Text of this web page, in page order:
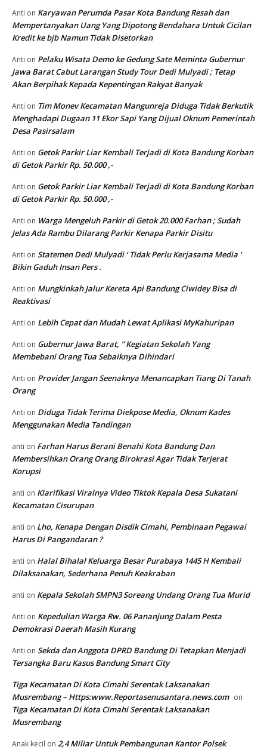
Anti on Karyawan Perumda Pasar Kota Bandung Resah dan
Mempertanyakan Uang Yang Dipotong Bendahara Untuk Cicilan
Kredit ke bjb Namun Tidak Disetorkan
Anti on Pelaku Wisata Demo ke Gedung Sate Meminta Gubernur
Jawa Barat Cabut Larangan Study Tour Dedi Mulyadi ; Tetap
Akan Berpihak Kepada Kepentingan Rakyat Banyak
Anti on Tim Monev Kecamatan Mangunreja Diduga Tidak Berkutik
Menghadapi Dugaan 11 Ekor Sapi Yang Dijual Oknum Pemerintah
Desa Pasirsalam
Anti on Getok Parkir Liar Kembali Terjadi di Kota Bandung Korban
di Getok Parkir Rp. 50.000 ,-
Anti on Getok Parkir Liar Kembali Terjadi di Kota Bandung Korban
di Getok Parkir Rp. 50.000 ,-
Anti on Warga Mengeluh Parkir di Getok 20.000 Farhan ; Sudah
Jelas Ada Rambu Dilarang Parkir Kenapa Parkir Disitu
Anti on Statemen Dedi Mulyadi ‘ Tidak Perlu Kerjasama Media ‘
Bikin Gaduh Insan Pers .
Anti on Mungkinkah Jalur Kereta Api Bandung Ciwidey Bisa di
Reaktivasi
Anti on Lebih Cepat dan Mudah Lewat Aplikasi MyKahuripan
Anti on Gubernur Jawa Barat, ” Kegiatan Sekolah Yang
Membebani Orang Tua Sebaiknya Dihindari
Anti on Provider Jangan Seenaknya Menancapkan Tiang Di Tanah
Orang
Anti on Diduga Tidak Terima Diekpose Media, Oknum Kades
Menggunakan Media Tandingan
anti on Farhan Harus Berani Benahi Kota Bandung Dan
Membersihkan Orang Orang Birokrasi Agar Tidak Terjerat
Korupsi
anti on Klarifikasi Viralnya Video Tiktok Kepala Desa Sukatani
Kecamatan Cisurupan
anti on Lho, Kenapa Dengan Disdik Cimahi, Pembinaan Pegawai
Harus Di Pangandaran ?
anti on Halal Bihalal Keluarga Besar Purabaya 1445 H Kembali
Dilaksanakan, Sederhana Penuh Keakraban
anti on Kepala Sekolah SMPN3 Soreang Undang Orang Tua Murid
Anti on Kepedulian Warga Rw. 06 Pananjung Dalam Pesta
Demokrasi Daerah Masih Kurang
Anti on Sekda dan Anggota DPRD Bandung Di Tetapkan Menjadi
Tersangka Baru Kasus Bandung Smart City
Tiga Kecamatan Di Kota Cimahi Serentak Laksanakan
Musrembang – Https:www.Reportasenusantara.news.com on
Tiga Kecamatan Di Kota Cimahi Serentak Laksanakan
Musrembang
Anak kecil on 2,4 Miliar Untuk Pembangunan Kantor Polsek